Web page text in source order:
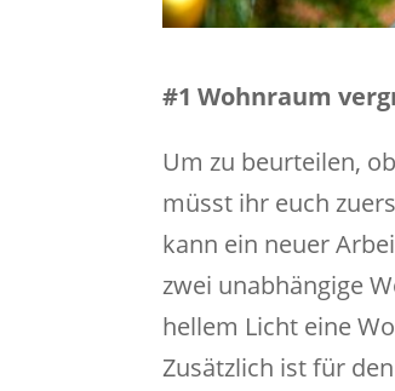
#1 Wohnraum
Um zu beurteilen,
müsst ihr euch
kann ein neuer
zwei unabhängige
hellem Licht eine
Zusätzlich ist für